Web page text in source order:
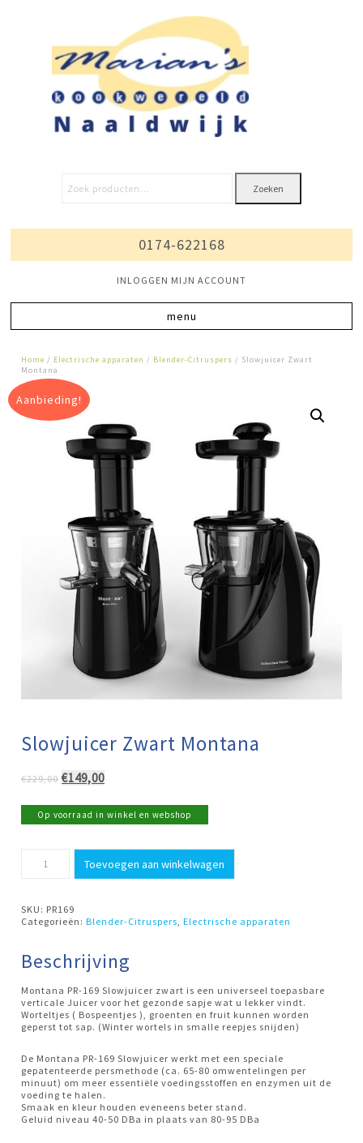
Zoeken
0174-622168
INLOGGEN MIJN ACCOUNT
Home / Electrische apparaten / Blender-Citruspers / Slowjuicer Zwart
Montana
Aanbieding!
Slowjuicer Zwart Montana
€229,00 Oorspronkelijke
was:
€229,00.
€149,00Huidige
is:
€149,00.
Op voorraad in winkel en webshop
Zwart
Toevoegen aan winkelwagen
SKU: PR169
Categorieën:Blender-Citruspers ,Electrische apparaten
Beschrijving
Montana PR-169 Slowjuicer zwart is een universeel toepasbare
verticale Juicer voor het gezonde sapje wat u lekker vindt.
Worteltjes ( Bospeentjes ), groenten en fruit kunnen worden
geperst tot sap. (Winter wortels in smalle reepjes snijden)
De Montana PR-169 Slowjuicer werkt met een speciale
gepatenteerde persmethode (ca. 65-80 omwentelingen per
minuut) om meer essentiële voedingsstoffen en enzymen uit de
voeding te halen.
Smaak en kleur houden eveneens beter stand.
Geluid niveau 40-50 DBa in plaats van 80-95 DBa